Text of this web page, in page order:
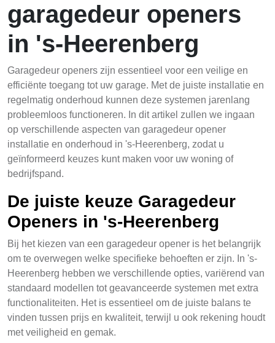
garagedeur openers
in 's-Heerenberg
Garagedeur openers zijn essentieel voor een veilige en
efficiënte toegang tot uw garage. Met de juiste installatie en
regelmatig onderhoud kunnen deze systemen jarenlang
probleemloos functioneren. In dit artikel zullen we ingaan
op verschillende aspecten van garagedeur opener
installatie en onderhoud in 's-Heerenberg, zodat u
geïnformeerd keuzes kunt maken voor uw woning of
bedrijfspand.
De juiste keuze Garagedeur
Openers in 's-Heerenberg
Bij het kiezen van een garagedeur opener is het belangrijk
om te overwegen welke specifieke behoeften er zijn. In 's-
Heerenberg hebben we verschillende opties, variërend van
standaard modellen tot geavanceerde systemen met extra
functionaliteiten. Het is essentieel om de juiste balans te
vinden tussen prijs en kwaliteit, terwijl u ook rekening houdt
met veiligheid en gemak.